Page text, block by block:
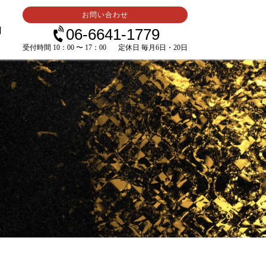
お問い合わせ
06-6641-1779
受付時間 10：00 〜 17：00 定休日 毎月6日・20日